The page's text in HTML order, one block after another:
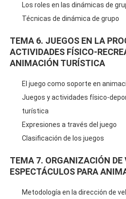
Los roles en las dinámicas de
Técnicas de dinámica de grupo
TEMA 6. JUEGOS EN LA
ACTIVIDADES FÍSICO-
ANIMACIÓN TURÍSTICA
El juego como soporte en
Juegos y actividades físico-
turística
Expresiones a través del juego
Clasificación de los juegos
TEMA 7. ORGANIZACIÓN DE
ESPECTÁCULOS PARA
Metodología en la dirección de